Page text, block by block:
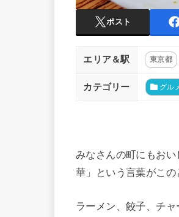
ポスト
エリア＆駅 東京都
カテゴリー グル
みなさんの町にもお
華」という言葉がこの
ラーメン、餃子、チ